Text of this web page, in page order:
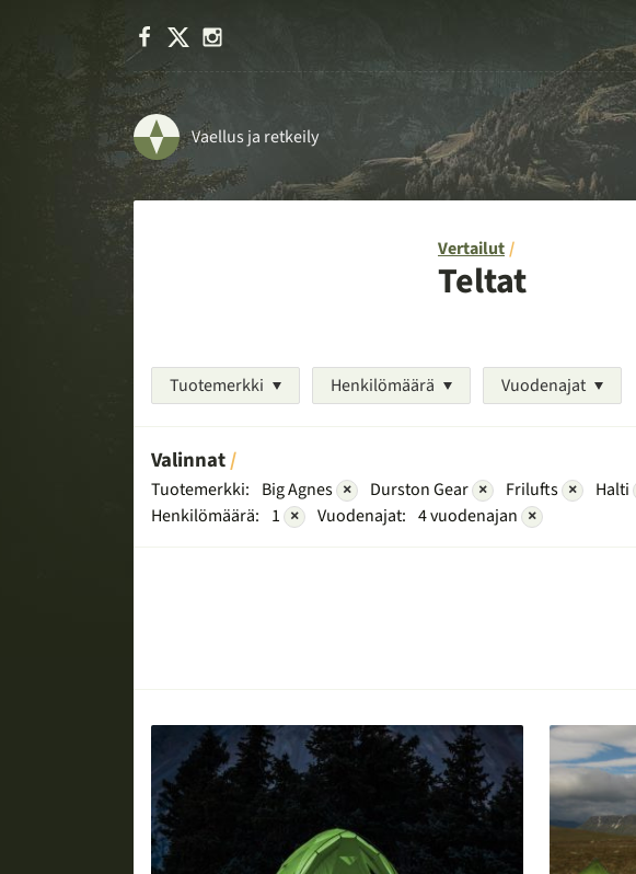
Facebook
Vaellus ja retkeily
Vertailut
Teltat
Tuotemerkki Henkilömäärä Vuodenajat
Valinnat
Tuotemerkki: Big Agnes × Durston Gear × Frilufts × Halti
Henkilömäärä: 1 × Vuodenajat: 4 vuodenajan ×